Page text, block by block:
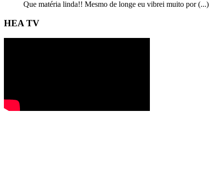
Que matéria linda!! Mesmo de longe eu vibrei muito por (...)
HEA TV